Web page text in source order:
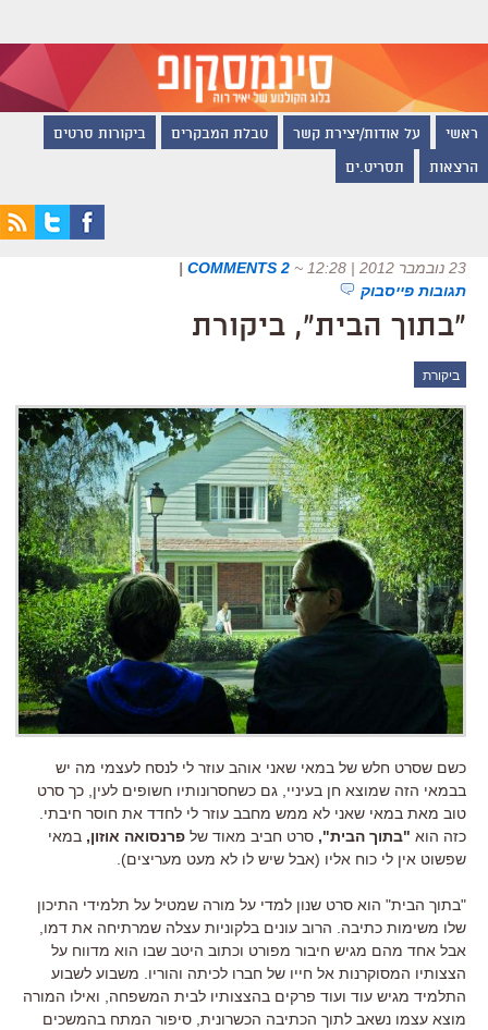
ראשי על אודות/יצירת קשר טבלת המבקרים ביקורות סרטים
הרצאות תסריט.ים
23 נובמבר 2012 | 12:28 ~
2 COMMENTS
|
תגובות פייסבוק
"בתוך הבית", ביקורת
ביקורת
כשם שסרט חלש של במאי שאני אוהב עוזר לי לנסח לעצמי מה יש
בבמאי הזה שמוצא חן בעיניי, גם כשחסרונותיו חשופים לעין, כך סרט
טוב מאת במאי שאני לא ממש מחבב עוזר לי לחדד את חוסר חיבתי.
כזה הוא "בתוך הבית", סרט חביב מאוד של פרנסואה אוזון, במאי
שפשוט אין לי כוח אליו (אבל שיש לו לא מעט מעריצים).
"בתוך הבית" הוא סרט שנון למדי על מורה שמטיל על תלמידי התיכון
שלו משימות כתיבה. הרוב עונים בלקוניות עצלה שמרתיחה את דמו,
אבל אחד מהם מגיש חיבור מפורט וכתוב היטב שבו הוא מדווח על
הצצותיו המסוקרנות אל חייו של חברו לכיתה והוריו. משבוע לשבוע
התלמיד מגיש עוד ועוד פרקים בהצצותיו לבית המשפחה, ואילו המורה
מוצא עצמו נשאב לתוך הכתיבה הכשרונית, סיפור המתח בהמשכים